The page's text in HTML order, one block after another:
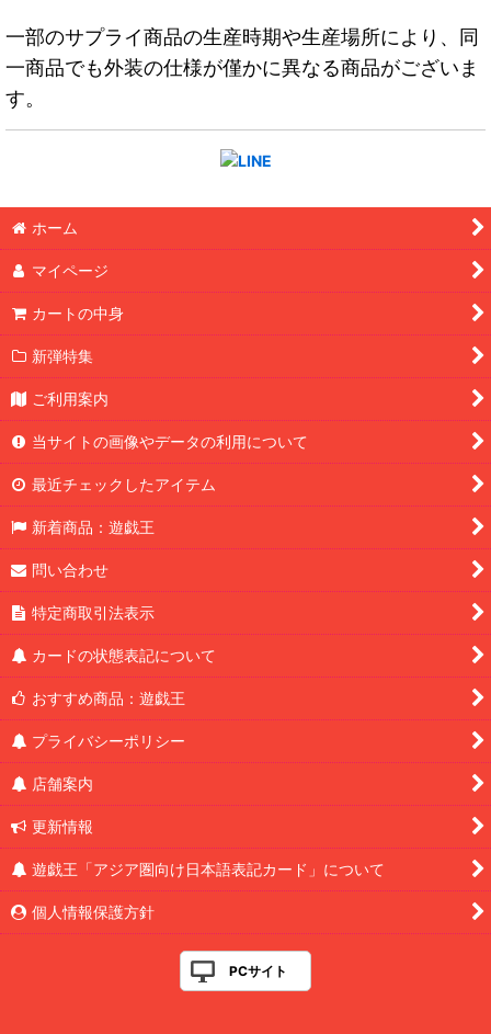
一部のサプライ商品の生産時期や生産場所により、同
一商品でも外装の仕様が僅かに異なる商品がございま
す。
ホーム
マイページ
カートの中身
新弾特集
ご利用案内
当サイトの画像やデータの利用について
最近チェックしたアイテム
新着商品：遊戯王
問い合わせ
特定商取引法表示
カードの状態表記について
おすすめ商品：遊戯王
プライバシーポリシー
店舗案内
更新情報
遊戯王「アジア圏向け日本語表記カード」について
個人情報保護方針
PCサイト